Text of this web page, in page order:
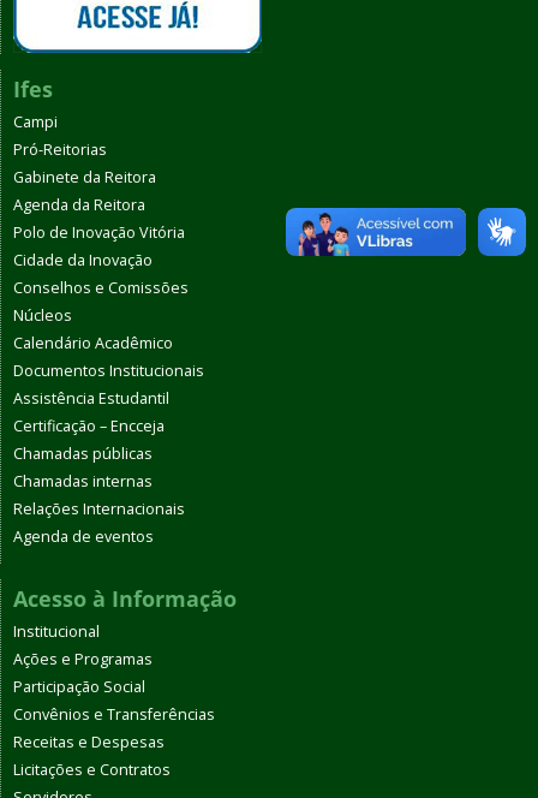
Ifes
Campi
Pró-Reitorias
Gabinete da Reitora
Agenda da Reitora
Polo de Inovação Vitória
Cidade da Inovação
Conselhos e Comissões
Núcleos
Calendário Acadêmico
Documentos Institucionais
Assistência Estudantil
Certificação – Encceja
Chamadas públicas
Chamadas internas
Relações Internacionais
Agenda de eventos
Acesso à Informação
Institucional
Ações e Programas
Participação Social
Convênios e Transferências
Receitas e Despesas
Licitações e Contratos